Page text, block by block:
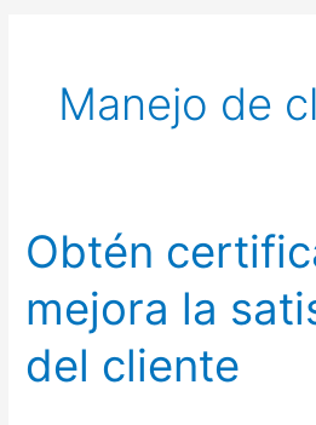
Manejo de
Obtén
mejora la
del cliente
Obtén
certificaciones
y
mejora
la
satisfacción